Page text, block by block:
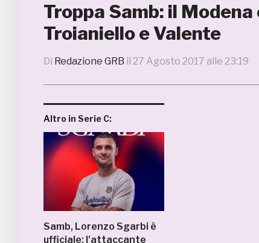
Troppa Samb: il
Troianiello e Valente
Di Redazione GRB il 27 Agosto 2017 alle 23:19
Altro in Serie C:
Samb, Lorenzo Sgarbi è
ufficiale: l’attaccante